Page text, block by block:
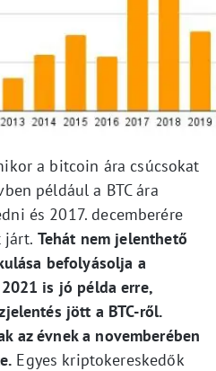
a bitcoin ára csúcsokat
például a BTC ára
és 2017. decemberére
járt. Tehát nem jelenthető
befolyásolja a
is jó példa erre,
jött a BTC-ről.
az évnek a novemberében
Egyes kriptokereskedők